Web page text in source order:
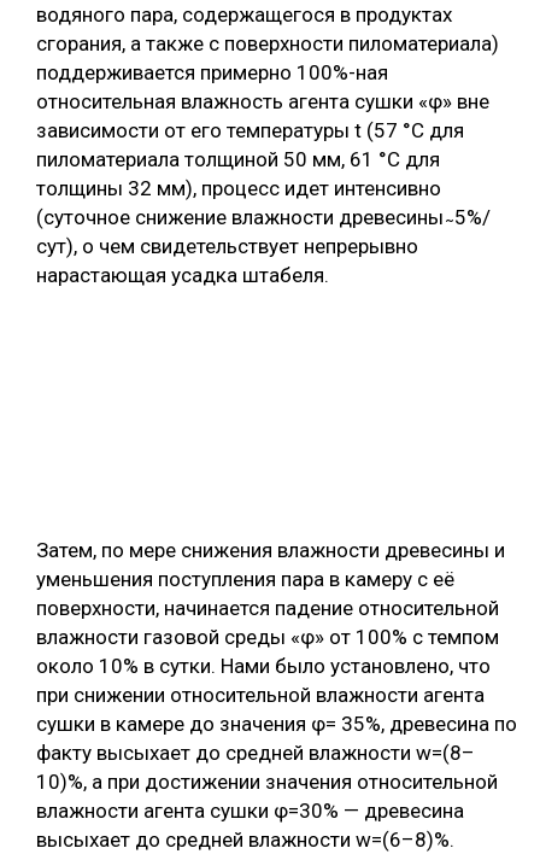
водяного пара, содержащегося в продуктах
сгорания, а также с поверхности пиломатериала)
поддерживается примерно 100%-ная
относительная влажность агента сушки «φ» вне
зависимости от его температуры t (57 °С для
пиломатериала толщиной 50 мм, 61 °С для
толщины 32 мм), процесс идет интенсивно
(суточное снижение влажности древесины ̴ 5%/
сут), о чем свидетельствует непрерывно
нарастающая усадка штабеля.
Затем, по мере снижения влажности древесины и
уменьшения поступления пара в камеру с её
поверхности, начинается падение относительной
влажности газовой среды «φ» от 100% с темпом
около 10% в сутки. Нами было установлено, что
при снижении относительной влажности агента
сушки в камере до значения φ= 35%, древесина по
факту высыхает до средней влажности w=(8–
10)%, а при достижении значения относительной
влажности агента сушки φ=30% — древесина
высыхает до средней влажности w=(6–8)%.